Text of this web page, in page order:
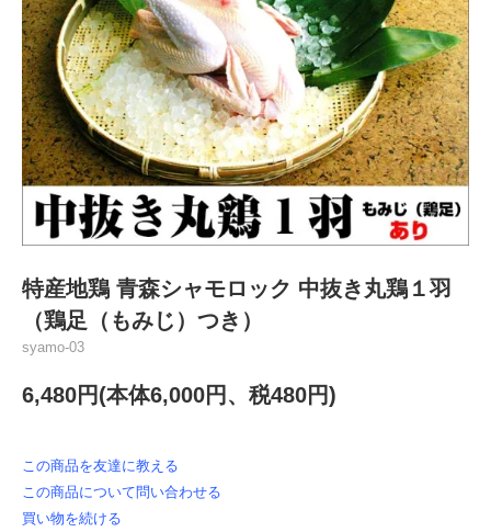
特産地鶏 青森シャモロック 中抜き丸鶏１羽
（鶏足（もみじ）つき）
syamo-03
6,480円(本体6,000円、税480円)
この商品を友達に教える
この商品について問い合わせる
買い物を続ける